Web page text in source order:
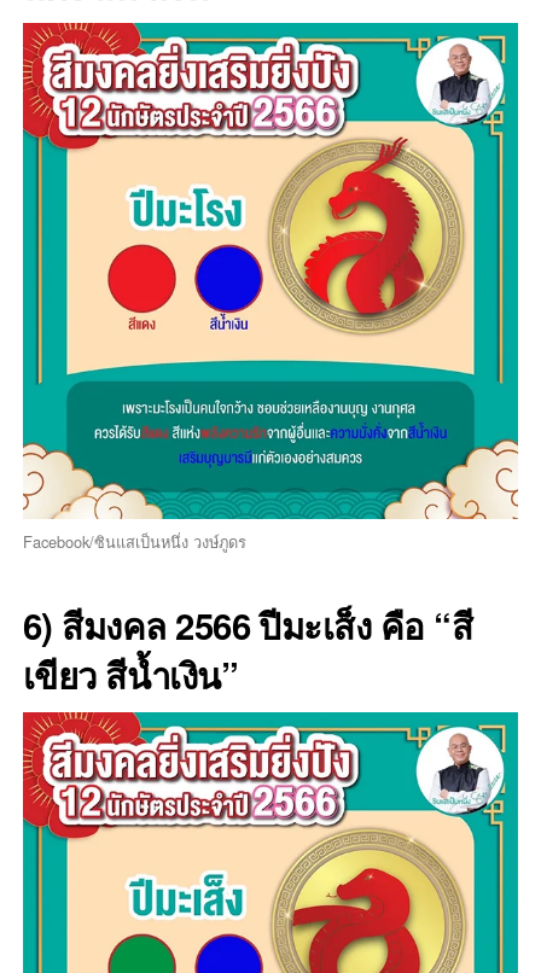
Facebook/ซินแสเป็นหนึ่ง วงษ์ภูดร
6) สีมงคล 2566 ปีมะเส็ง คือ “สี
เขียว สีน้ำเงิน”